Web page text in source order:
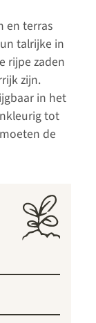
en terras
talrijke in
rijpe zaden
zijn.
in het
tot
de